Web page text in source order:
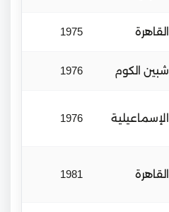
القاهرة 1975
شبين الكوم 1976
الإسماعيلية 1976
القاهرة 1981